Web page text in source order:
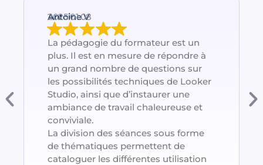
Antoine V
2025.01.08
La pédagogie du formateur est un
plus. Il est en mesure de répondre à
un grand nombre de questions sur
les possibilités techniques de Looker
Studio, ainsi que d’instaurer une
ambiance de travail chaleureuse et
conviviale.
La division des séances sous forme
de thématiques permettent de
cataloguer les différentes utilisation